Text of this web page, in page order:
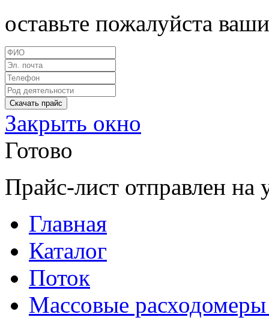
оставьте пожалуйста
Закрыть окно
Готово
Прайс-лист отправлен
Главная
Каталог
Поток
Массовые